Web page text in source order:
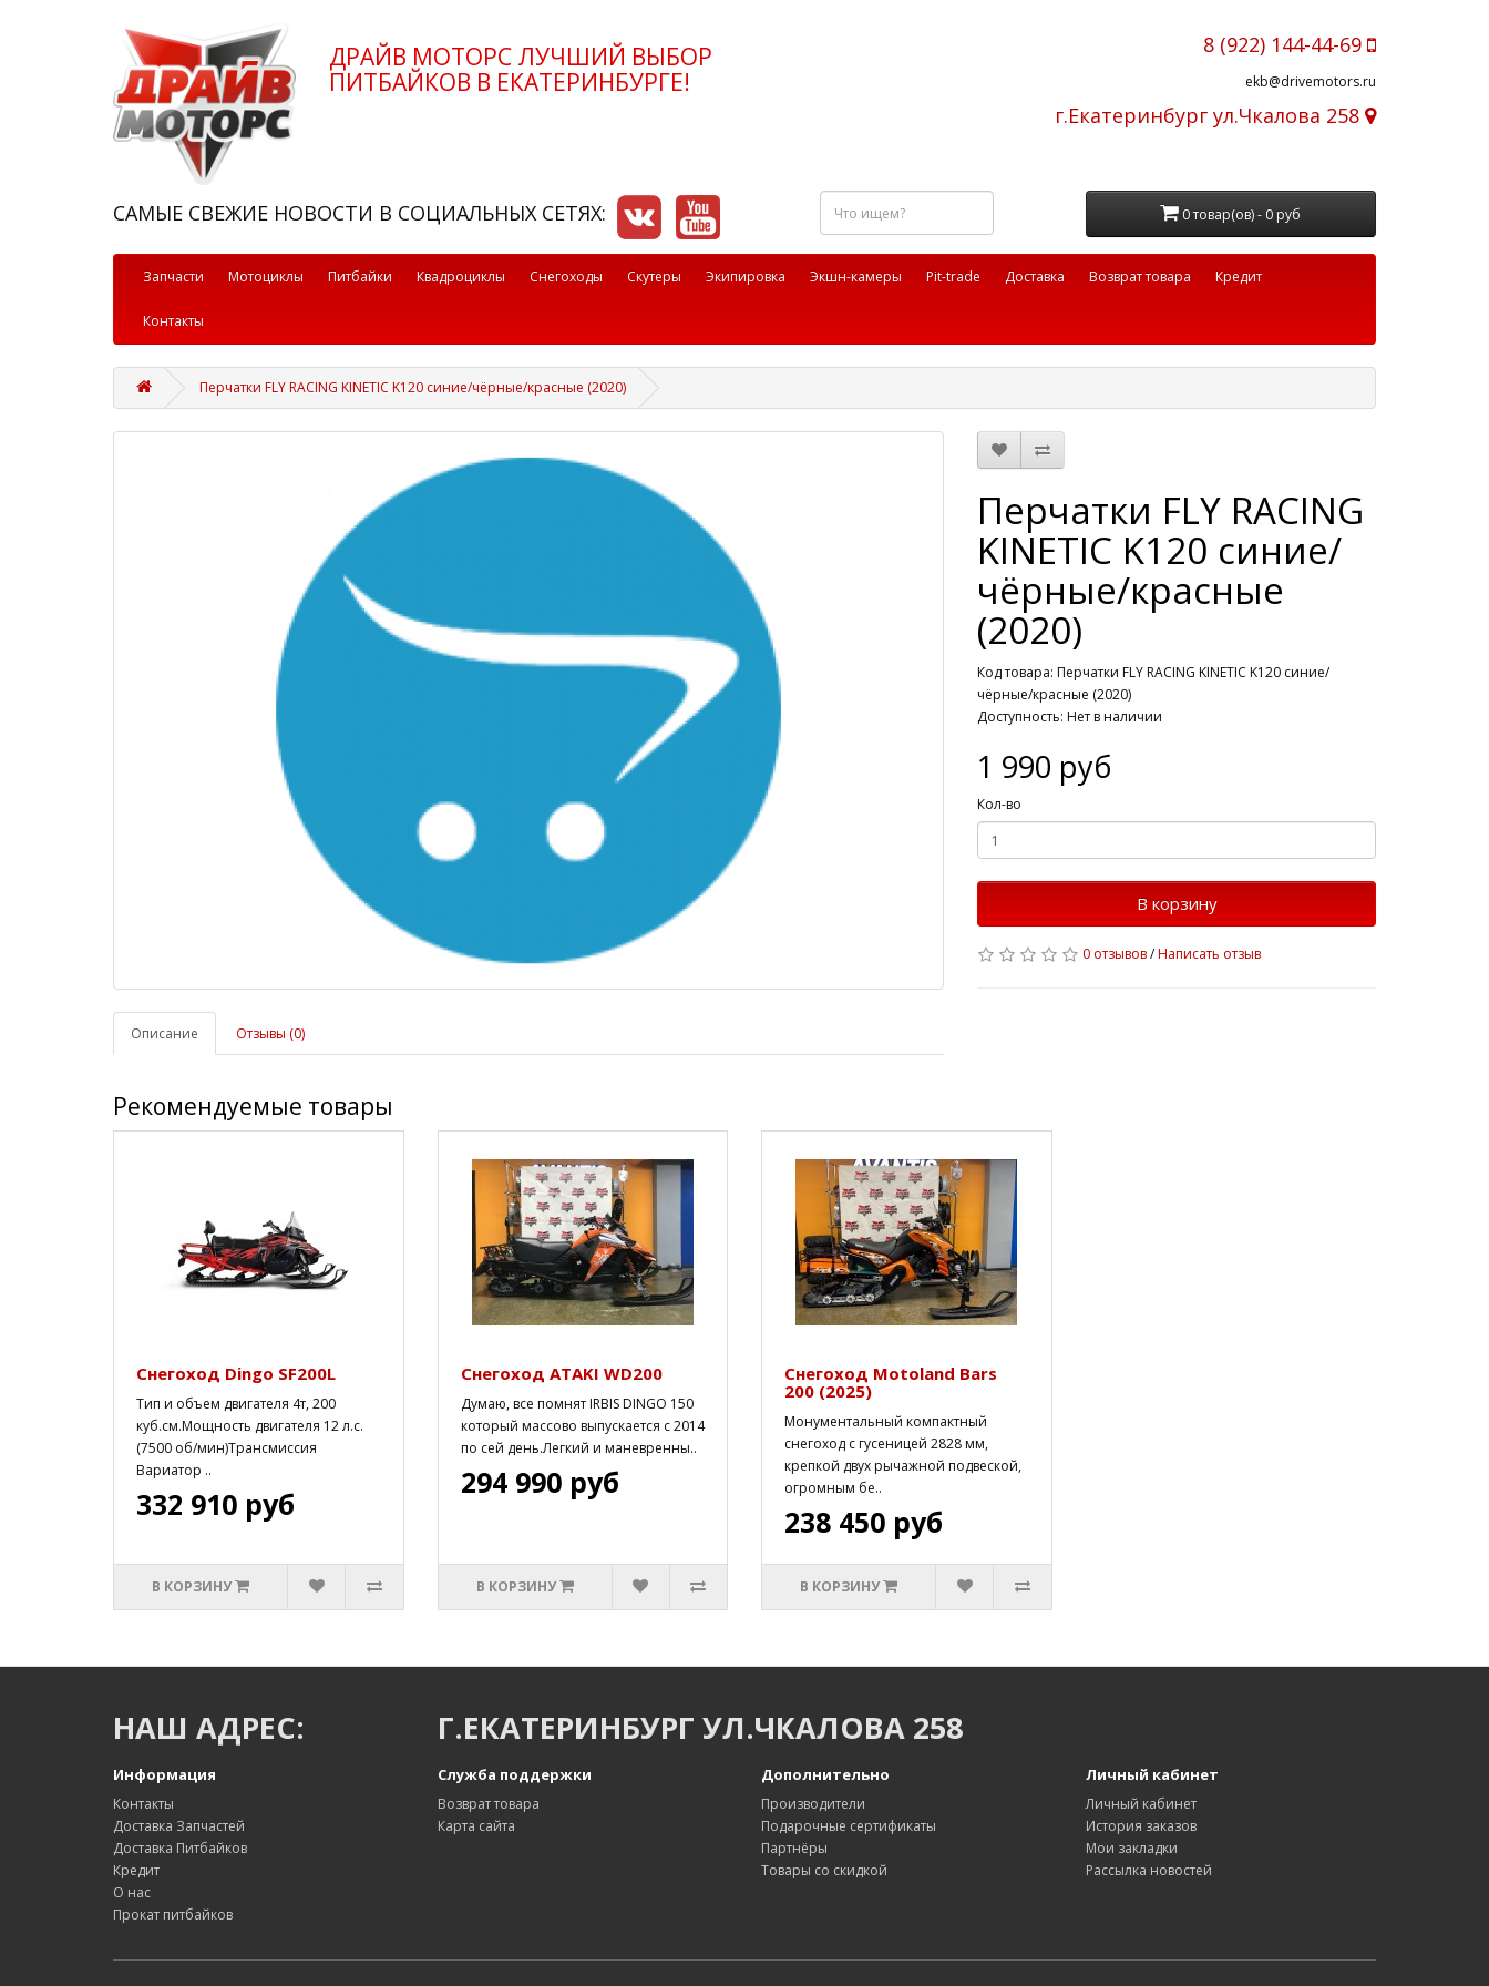
ДРАЙВ МОТОРС ЛУЧШИЙ ВЫБОР
ПИТБАЙКОВ В ЕКАТЕРИНБУРГЕ!
8 (922) 144-44-69
ekb@drivemotors.ru
г.Екатеринбург ул.Чкалова 258
САМЫЕ СВЕЖИЕ НОВОСТИ В СОЦИАЛЬНЫХ СЕТЯХ:
Что
ищем?
0 товар(ов) - 0 руб
Запчасти Мотоциклы Питбайки Квадроциклы Снегоходы Скутеры Экипировка Экшн-камеры Pit-trade Доставка Возврат товара Кредит
Контакты
Перчатки FLY RACING KINETIC K120 синие/чёрные/красные (2020)
Описание Отзывы (0)
Перчатки FLY RACING
KINETIC K120 синие/
чёрные/красные
(2020)
Код товара: Перчатки FLY RACING KINETIC K120 синие/
чёрные/красные (2020)
Доступность: Нет в наличии
1 990 руб
Кол-во
В корзину
0 отзывов/Написать отзыв
Рекомендуемые товары
Снегоход Dingo SF200L
Тип и объем двигателя 4т, 200
куб.см.Мощность двигателя 12 л.с.
(7500 об/мин)Трансмиссия
Вариатор ..
332 910 руб
В КОРЗИНУ
Снегоход ATAKI WD200
Думаю, все помнят IRBIS DINGO 150
который массово выпускается с 2014
по сей день.Легкий и маневренны..
294 990 руб
В КОРЗИНУ
Снегоход Motoland Bars
200 (2025)
Монументальный компактный
снегоход с гусеницей 2828 мм,
крепкой двух рычажной подвеской,
огромным бе..
238 450 руб
В КОРЗИНУ
НАШ АДРЕС: Г.ЕКАТЕРИНБУРГ УЛ.ЧКАЛОВА 258
Информация
Контакты
Доставка Запчастей
Доставка Питбайков
Кредит
О нас
Прокат питбайков
Служба поддержки
Возврат товара
Карта сайта
Дополнительно
Производители
Подарочные сертификаты
Партнёры
Товары со скидкой
Личный кабинет
Личный кабинет
История заказов
Мои закладки
Рассылка новостей